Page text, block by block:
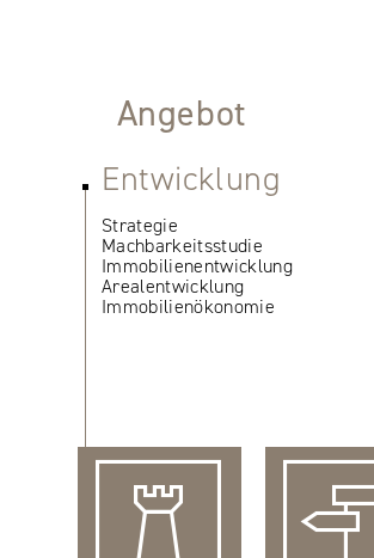
Angebot
Entwicklung
Strategie
Machbarkeitsstudie
Immobilienentwicklung
Arealentwicklung
Immobilienökonomie